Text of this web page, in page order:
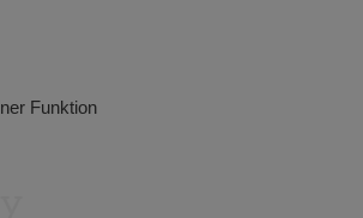
Funktion